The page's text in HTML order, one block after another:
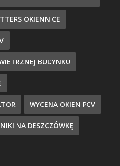
OKIENNICE
BUDYNKU
WYCENA OKIEN PCV
NA DESZCZÓWKĘ